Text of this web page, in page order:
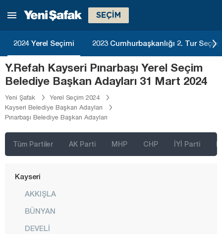
SEÇİM
2024 Yerel Seçimi 2023 Cumhurbaşkanlığı 2. Tur
Y.Refah Kayseri Pınarbaşı Yerel Seçim
Belediye Başkan Adayları 31 Mart 2024
Yeni Şafak
Yerel Seçim 2024
Kayseri Belediye Başkan Adayları
Pınarbaşı Belediye Başkan Adayları
Tüm Partiler AK Parti MHP CHP İYİ Parti
Hakkari
Isparta
Kahramanmaraş
Karabük
Karaman
Kastamonu
Kayseri
AKKIŞLA
BÜNYAN
DEVELİ